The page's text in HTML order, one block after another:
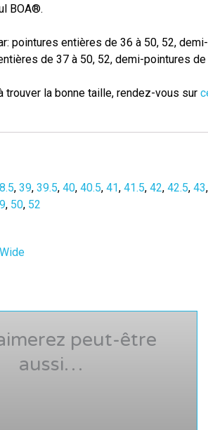
BOA®.
pointures entières de 36 à 50, 52,
de 37 à 50, 52, demi-pointures de
trouver la bonne taille, rendez-vous sur
, 39, 39.5, 40, 40.5, 41, 41.5, 42, 42.5, 43
, 50, 52
Wide
peut-être
aussi…